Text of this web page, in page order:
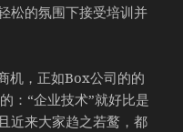
松的氛围下接受培训并
机，正如Box公司的的
：“企业技术”就好比是
近来大家趋之若鹜，都